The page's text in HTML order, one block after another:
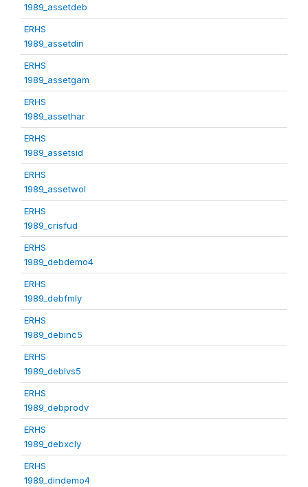
1989_assetdeb
ERHS
1989_assetdin
ERHS
1989_assetgam
ERHS
1989_assethar
ERHS
1989_assetsid
ERHS
1989_assetwol
ERHS
1989_crisfud
ERHS
1989_debdemo4
ERHS
1989_debfmly
ERHS
1989_debinc5
ERHS
1989_deblvs5
ERHS
1989_debprodv
ERHS
1989_debxcly
ERHS
1989_dindemo4